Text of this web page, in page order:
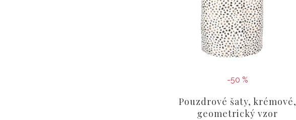
-50 %
Pouzdrové šaty, krémové,
geometrický vzor